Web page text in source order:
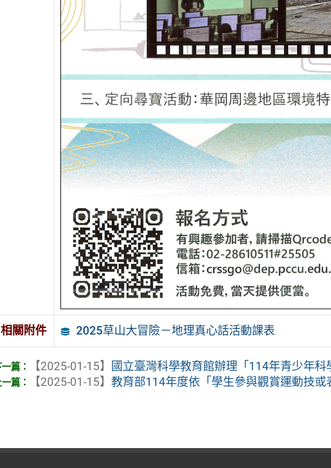
相關附件 2025草山大冒險－地理真心話活動課表
【2025-01-15】
國立臺灣科學教育館辦理「114年青少年
【2025-01-15】教育部114年度依「學生參與觀賞運動技